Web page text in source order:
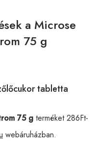
a Microse
75 g
tabletta
75 g terméket 286Ft-
webáruházban.